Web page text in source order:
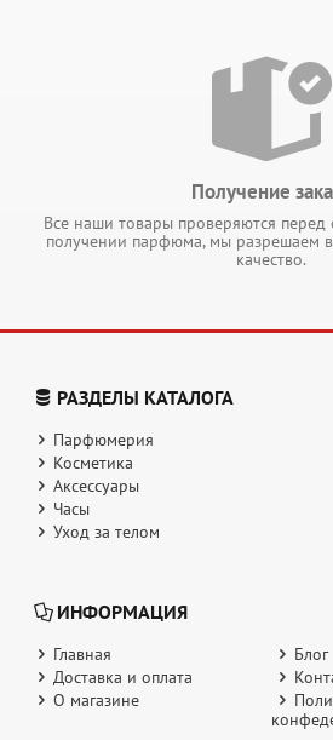
Получение
Все наши товары проверяются перед
получении парфюма, мы разрешаем
качество.
РАЗДЕЛЫ КАТАЛОГА
Парфюмерия
Косметика
Аксессуары
Часы
Уход за телом
ИНФОРМАЦИЯ
Главная
Блог
Доставка и оплата
О магазине